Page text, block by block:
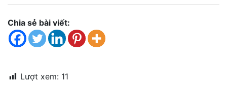
Phun
Bọt
Khí
Ventek
dẫn
Chia sẻ bài viết:
Lượt xem: 11